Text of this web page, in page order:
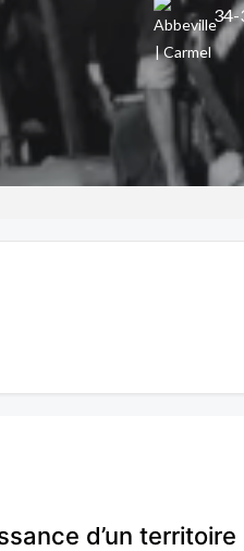
34-
d’un territoire